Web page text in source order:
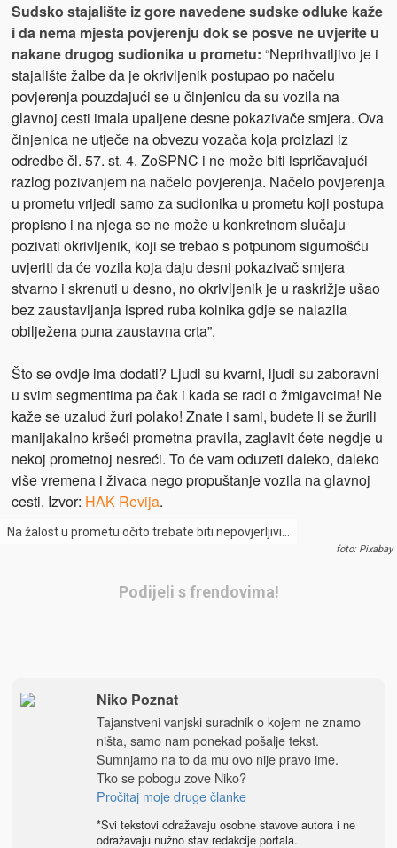
Sudsko stajalište iz gore navedene sudske odluke kaže
i da nema mjesta povjerenju dok se posve ne uvjerite u
nakane drugog sudionika u prometu: “Neprihvatljivo je i
stajalište žalbe da je okrivljenik postupao po načelu
povjerenja pouzdajući se u činjenicu da su vozila na
glavnoj cesti imala upaljene desne pokazivače smjera. Ova
činjenica ne utječe na obvezu vozača koja proizlazi iz
odredbe čl. 57. st. 4. ZoSPNC i ne može biti ispričavajući
razlog pozivanjem na načelo povjerenja. Načelo povjerenja
u prometu vrijedi samo za sudionika u prometu koji postupa
propisno i na njega se ne može u konkretnom slučaju
pozivati okrivljenik, koji se trebao s potpunom sigurnošću
uvjeriti da će vozila koja daju desni pokazivač smjera
stvarno i skrenuti u desno, no okrivljenik je u raskrižje ušao
bez zaustavljanja ispred ruba kolnika gdje se nalazila
obilježena puna zaustavna crta”.
Što se ovdje ima dodati? Ljudi su kvarni, ljudi su zaboravni
u svim segmentima pa čak i kada se radi o žmigavcima! Ne
kaže se uzalud žuri polako! Znate i sami, budete li se žurili
manijakalno kršeći prometna pravila, zaglavit ćete negdje u
nekoj prometnoj nesreći. To će vam oduzeti daleko, daleko
više vremena i živaca nego propuštanje vozila na glavnoj
cesti. Izvor: HAK Revija.
Na žalost u prometu očito trebate biti nepovjerljivi…
foto: Pixabay
Podijeli s frendovima!
Niko Poznat
Tajanstveni vanjski suradnik o kojem ne znamo
ništa, samo nam ponekad pošalje tekst.
Sumnjamo na to da mu ovo nije pravo ime.
Tko se pobogu zove Niko?
Pročitaj moje druge članke
*Svi tekstovi odražavaju osobne stavove autora i ne
odražavaju nužno stav redakcije portala.